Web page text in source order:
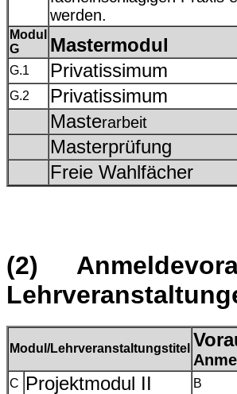
werden.
Modul
G
Mastermodul
G.1 Privatissimum
G.2
Privatissimum
Masterarbeit
Masterprüfung
Freie Wahlfächer
(2)
Modul/Lehrveranstaltungstitel
C Projektmodul II B